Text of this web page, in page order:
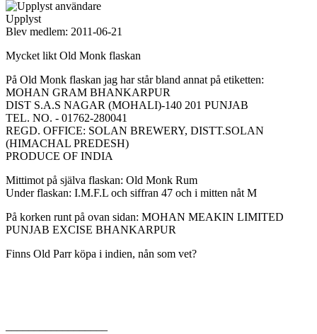
Upplyst
Blev medlem: 2011-06-21
Mycket likt Old Monk flaskan
På Old Monk flaskan jag har står bland annat på etiketten:
MOHAN GRAM BHANKARPUR
DIST S.A.S NAGAR (MOHALI)-140 201 PUNJAB
TEL. NO. - 01762-280041
REGD. OFFICE: SOLAN BREWERY, DISTT.SOLAN
(HIMACHAL PREDESH)
PRODUCE OF INDIA
Mittimot på själva flaskan: Old Monk Rum
Under flaskan: I.M.F.L och siffran 47 och i mitten nåt M
På korken runt på ovan sidan: MOHAN MEAKIN LIMITED
PUNJAB EXCISE BHANKARPUR
Finns Old Parr köpa i indien, nån som vet?